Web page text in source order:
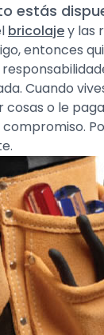
estás
bricolajey las
entonces
Cuando
o le